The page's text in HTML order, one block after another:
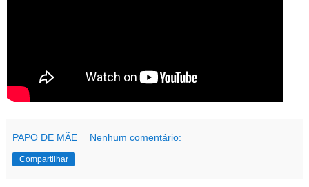
PAPO DE MÃE Nenhum comentário:
Compartilhar